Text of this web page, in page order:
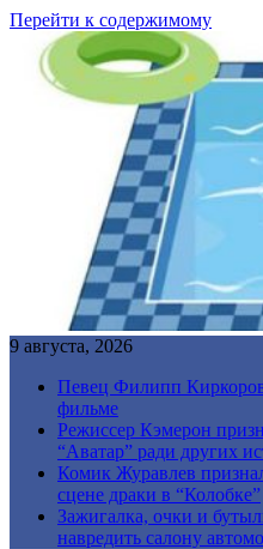
Перейти к содержимому
9 августа, 2026
Певец Филипп
фильме
Режиссер Кэмерон
“Аватар” ради других
Комик Журавлев
сцене драки в “Колобке”
Зажигалка, очки и
навредить салону